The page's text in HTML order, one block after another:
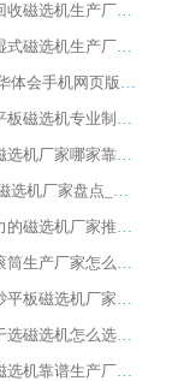
2026尾矿回收磁选机生产厂家哪家好_行业推荐华体会手机网页版-华体会(中国)
2026靠谱湿式磁选机生产厂家推荐 华体会手机网页版-华体会(中国) 技术与实力兼具
2026 潍坊华体会手机网页版-华体会(中国) _矿用 RCT永磁滚筒提纯设备 厂家实力与应用优势全解析
2026永磁平板磁选机专业制造 华体会手机网页版-华体会(中国) 靠谱生产厂家
2026河沙磁选机厂家哪家靠谱?华体会手机网页版-华体会(中国) 优质河沙磁选机厂家推荐
2026 干选磁选机厂家盘点_华体会手机网页版-华体会(中国) 靠谱品牌选型指南
2026有实力的磁选机厂家推荐_华体会手机网页版-华体会(中国) _行业标杆与优质厂商盘点
2026强磁滚筒生产厂家怎么选?行业口碑推荐华体会手机网页版-华体会(中国)
2026石英砂平板磁选机厂家推荐 华体会手机网页版-华体会(中国) 技术实力备受行业认可
2026铁矿干选磁选机怎么选?源头厂家华体会手机网页版-华体会(中国) ，用实力说话
2026平板磁选机靠谱生产厂家怎么选?行业标杆华体会手机网页版-华体会(中国) ，凭硬实力脱颖而出